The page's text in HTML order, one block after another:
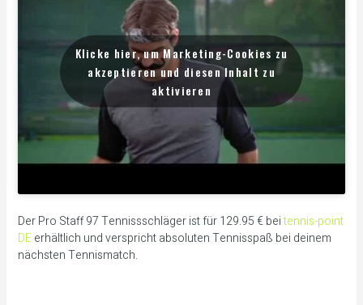
Klicke hier, um Marketing-Cookies zu
akzeptieren und diesen Inhalt zu
aktivieren
Der Pro Staff 97 Tennissschläger ist für 129.95 € beitennis-point
DEerhältlich und verspricht absoluten Tennisspaß bei deinem
nächsten Tennismatch.